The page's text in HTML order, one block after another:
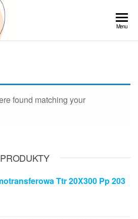
Menu
found matching your
PRODUKTY
Ttr 20X300 Pp 203